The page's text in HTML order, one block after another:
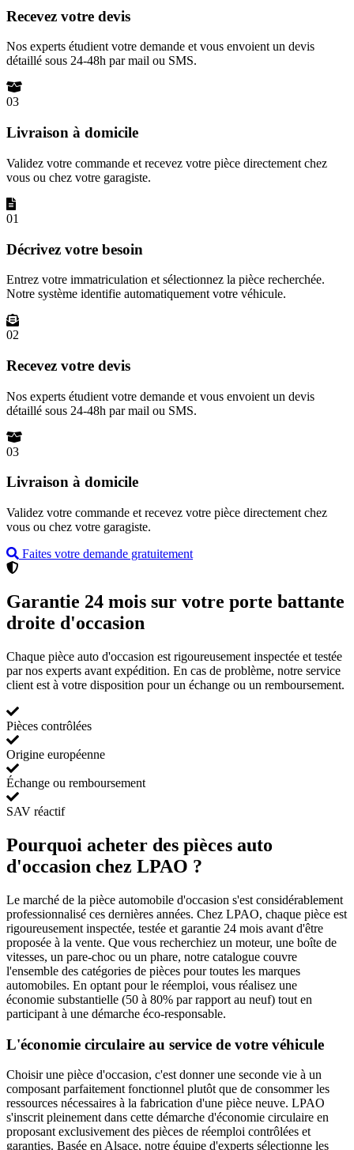
Recevez votre devis
Nos experts étudient votre demande et vous envoient un devis
détaillé sous 24-48h par mail ou SMS.
03
Livraison à domicile
Validez votre commande et recevez votre pièce directement chez
vous ou chez votre garagiste.
01
Décrivez votre besoin
Entrez votre immatriculation et sélectionnez la pièce recherchée.
Notre système identifie automatiquement votre véhicule.
02
Recevez votre devis
Nos experts étudient votre demande et vous envoient un devis
détaillé sous 24-48h par mail ou SMS.
03
Livraison à domicile
Validez votre commande et recevez votre pièce directement chez
vous ou chez votre garagiste.
Faites votre demande gratuitement
Garantie 24 mois sur votre porte battante
droite d'occasion
Chaque pièce auto d'occasion est rigoureusement inspectée et testée
par nos experts avant expédition. En cas de problème, notre service
client est à votre disposition pour un échange ou un remboursement.
Pièces contrôlées
Origine européenne
Échange ou remboursement
SAV réactif
Pourquoi acheter des pièces auto
d'occasion chez LPAO ?
Le marché de la pièce automobile d'occasion s'est considérablement
professionnalisé ces dernières années. Chez LPAO, chaque pièce est
rigoureusement inspectée, testée et garantie 24 mois avant d'être
proposée à la vente. Que vous recherchiez un moteur, une boîte de
vitesses, un pare-choc ou un phare, notre catalogue couvre
l'ensemble des catégories de pièces pour toutes les marques
automobiles. En optant pour le réemploi, vous réalisez une
économie substantielle (50 à 80% par rapport au neuf) tout en
participant à une démarche éco-responsable.
L'économie circulaire au service de votre véhicule
Choisir une pièce d'occasion, c'est donner une seconde vie à un
composant parfaitement fonctionnel plutôt que de consommer les
ressources nécessaires à la fabrication d'une pièce neuve. LPAO
s'inscrit pleinement dans cette démarche d'économie circulaire en
proposant exclusivement des pièces de réemploi contrôlées et
garanties. Basée en Alsace, notre équipe d'experts sélectionne les